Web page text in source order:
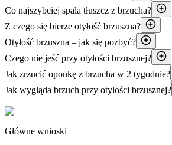
Co najszybciej spala tłuszcz z brzucha?
Z czego się bierze otyłość brzuszna?
Otyłość brzuszna – jak się pozbyć?
Czego nie jeść przy otyłości brzusznej?
Jak zrzucić oponkę z brzucha w 2 tygodnie?
Jak wygląda brzuch przy otyłości brzusznej?
Główne wnioski